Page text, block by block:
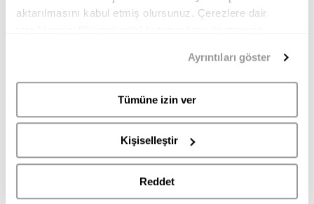
aktarılmasını kabul etmiş olursunuz. Çerezlere dair
buradanerişebilirsiniz.
Ayrıntıları göster
Tümüne izin ver
Kişiselleştir
Reddet
TL